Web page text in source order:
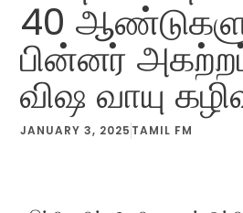
40
பின்னர்
விஷ வாயு
JANUARY 3, 2025 TAMIL FM